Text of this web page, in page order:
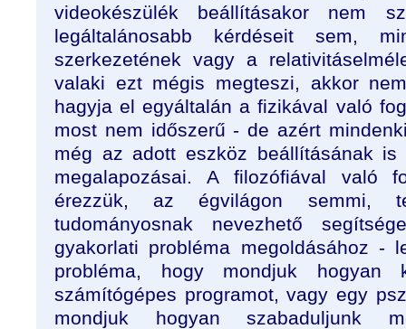
videokészülék beállításakor nem
legáltalánosabb kérdéseit sem,
szerkezetének vagy a
valaki ezt mégis megteszi, akkor
hagyja el egyáltalán a fizikával való
most nem időszerű - de azért
még az adott eszköz beállításának
megalapozásai. A filozófiával való
érezzük, az égvilágon semmi,
tudományosnak nevezhető
gyakorlati probléma megoldásához -
probléma, hogy mondjuk hogyan
számítógépes programot, vagy egy
mondjuk hogyan szabaduljunk